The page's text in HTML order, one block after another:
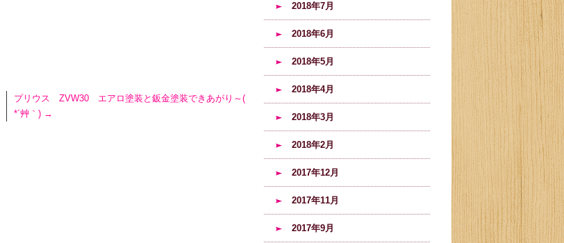
プリウス ZVW30 エアロ塗装と鈑金塗装できあがり～(
*´艸｀) →
2018年7月
2018年6月
2018年5月
2018年4月
2018年3月
2018年2月
2017年12月
2017年11月
2017年9月